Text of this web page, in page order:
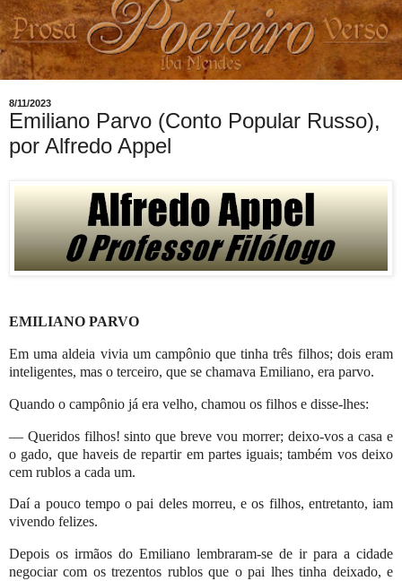
8/11/2023
Emiliano Parvo (Conto Popular Russo),
por Alfredo Appel
EMILIANO PARVO
Em uma aldeia vivia um campônio que tinha três filhos; dois eram
inteligentes, mas o terceiro, que se chamava Emiliano, era parvo.
Quando o campônio já era velho, chamou os filhos e disse-lhes:
— Queridos filhos! sinto que breve vou morrer; deixo-vos a casa e
o gado, que haveis de repartir em partes iguais; também vos deixo
cem rublos a cada um.
Daí a pouco tempo o pai deles morreu, e os filhos, entretanto, iam
vivendo felizes.
Depois os irmãos do Emiliano lembraram-se de ir para a cidade
negociar com os trezentos rublos que o pai lhes tinha deixado, e